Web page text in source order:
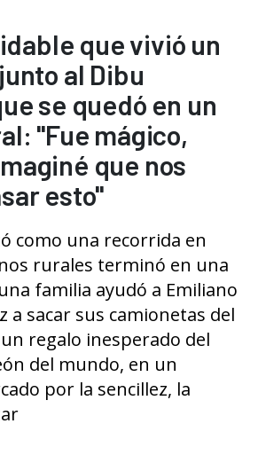
que vivió un
al Dibu
se quedó en un
"Fue mágico,
que nos
esto"
como una recorrida en
rurales terminó en una
familia ayudó a Emiliano
a sacar sus camionetas del
regalo inesperado del
del mundo, en un
por la sencillez, la